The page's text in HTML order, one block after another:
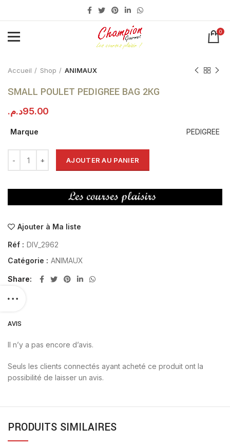
0
Accueil Shop ANIMAUX
SMALL POULET PEDIGREE BAG 2KG
95.00د.م.
Marque PEDIGREE
AJOUTER AU PANIER
Ajouter à Ma liste
Réf : DIV_2962
Catégorie : ANIMAUX
Share
AVIS
Il n’y a pas encore d’avis.
Seuls les clients connectés ayant acheté ce produit ont la
possibilité de laisser un avis.
PRODUITS SIMILAIRES